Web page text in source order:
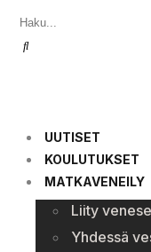
UUTISET
KOULUTUKSET
MATKAVENEILY
Liity
Yhdessä